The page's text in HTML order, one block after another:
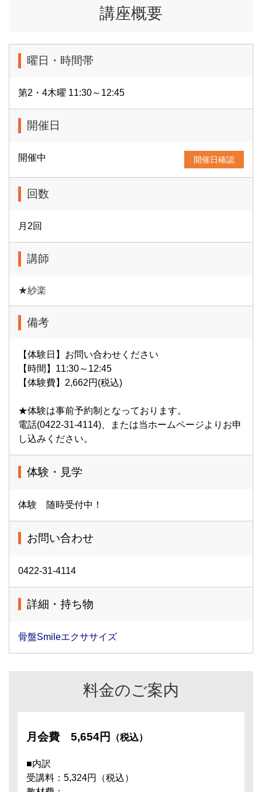
講座概要
曜日・時間帯
第2・4木曜 11:30～12:45
開催日
開催中 開催日確認
回数
月2回
講師
★紗楽
備考
【体験日】お問い合わせください
【時間】11:30～12:45
【体験費】2,662円(税込)
★体験は事前予約制となっております。
電話(0422-31-4114)、または当ホームページよりお申
し込みください。
体験・見学
体験 随時受付中！
お問い合わせ
0422-31-4114
詳細・持ち物
骨盤Smileエクササイズ
料金のご案内
月会費 5,654円 （税込）
■内訳
受講料：5,324円（税込）